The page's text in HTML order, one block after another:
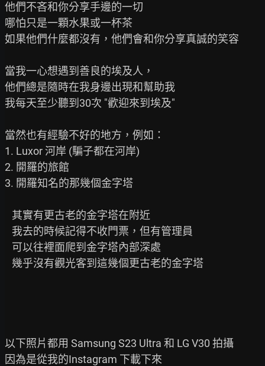
他們不吝和你分享手邊的一切
哪怕只是一顆水果或一杯茶
如果他們什麼都沒有，他們會和你分享真誠的笑容
當我一心想遇到善良的埃及人，
他們總是隨時在我身邊出現和幫助我
我每天至少聽到30次 "歡迎來到埃及"
當然也有經驗不好的地方，例如：
1. Luxor 河岸 (騙子都在河岸)
2. 開羅的旅館
3. 開羅知名的那幾個金字塔
以下照片都用 Samsung S23 Ultra 和 LG V30 拍攝
因為是從我的Instagram 下載下來